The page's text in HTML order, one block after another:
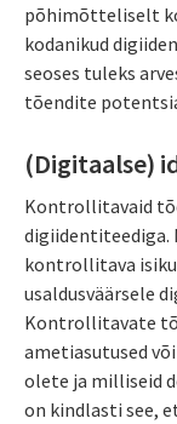
põhimõtteliselt
kodanikud
seoses tuleks
tõendite
(Digitaalse)
Kontrollitavaid
digiidentiteediga.
kontrollitava
usaldusväärsele
Kontrollitavate
ametiasutused
olete ja milliseid
on kindlasti see,